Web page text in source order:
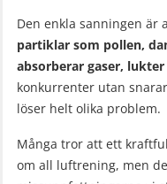
Den enkla sanningen är
partiklar som pollen,
absorberar gaser,
konkurrenter utan
löser helt olika problem.
Många tror att ett
om all luftrening, men